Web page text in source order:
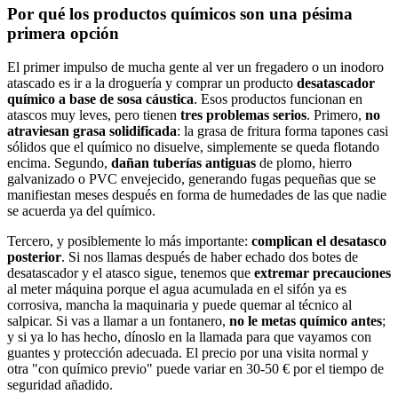
Por qué los productos químicos son una pésima
primera opción
El primer impulso de mucha gente al ver un fregadero o un inodoro
atascado es ir a la droguería y comprar un producto desatascador
químico a base de sosa cáustica. Esos productos funcionan en
atascos muy leves, pero tienen tres problemas serios. Primero, no
atraviesan grasa solidificada: la grasa de fritura forma tapones casi
sólidos que el químico no disuelve, simplemente se queda flotando
encima. Segundo, dañan tuberías antiguas de plomo, hierro
galvanizado o PVC envejecido, generando fugas pequeñas que se
manifiestan meses después en forma de humedades de las que nadie
se acuerda ya del químico.
Tercero, y posiblemente lo más importante: complican el desatasco
posterior. Si nos llamas después de haber echado dos botes de
desatascador y el atasco sigue, tenemos que extremar precauciones
al meter máquina porque el agua acumulada en el sifón ya es
corrosiva, mancha la maquinaria y puede quemar al técnico al
salpicar. Si vas a llamar a un fontanero, no le metas químico antes;
y si ya lo has hecho, dínoslo en la llamada para que vayamos con
guantes y protección adecuada. El precio por una visita normal y
otra "con químico previo" puede variar en 30-50 € por el tiempo de
seguridad añadido.